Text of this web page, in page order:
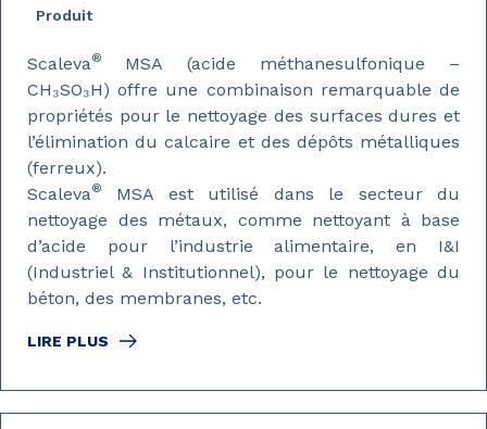
Produit
LIRE PLUS
Scaleva® MSA (acide méthanesulfonique –
CH₃SO₃H) offre une combinaison remarquable de
propriétés pour le nettoyage des surfaces dures et
l’élimination du calcaire et des dépôts métalliques
(ferreux).
Scaleva®
MSA est utilisé dans le secteur du
nettoyage des métaux, comme nettoyant à base
d’acide pour l’industrie alimentaire, en I&I
(Industriel & Institutionnel), pour le nettoyage du
béton, des membranes, etc.